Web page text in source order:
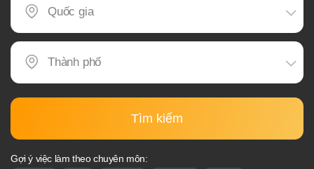
Tìm kiếm
Gợi ý việc làm theo chuyên môn: